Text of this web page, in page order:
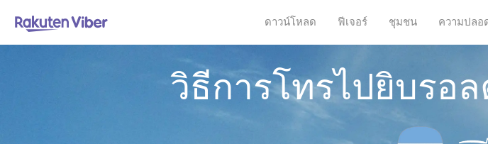
ดาวน์โหลด ฟีเจอร์ ชุมชน ความปลอ
วิธีการโทรไปยิบรอ